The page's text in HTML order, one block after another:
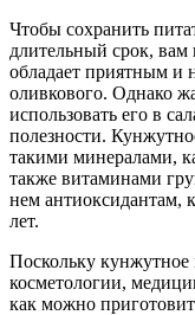
Чтобы сохранить
длительный срок,
обладает приятным и
оливкового. Однако
использовать его в
полезности.
такими минералами,
также витаминами
нем антиоксидантам,
лет.
Поскольку
косметологии,
как можно